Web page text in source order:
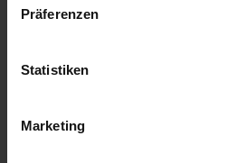
Präferenzen
Statistiken
Marketing
Höchst- und
Pelletspreise in
Pelletspreise für lose